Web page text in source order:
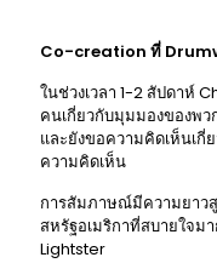
Co-creation ที่
ในช่วงเวลา 1-2 สัปดาห์
คนเกี่ยวกับมุมมองของพ
และยังขอความคิดเห็นเ
ความคิดเห็น
การสัมภาษณ์มีความยาว
สหรัฐอเมริกาที่สบายใจ
Lightster